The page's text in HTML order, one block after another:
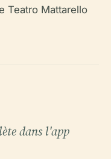
Teatro Mattarello
dans l'app